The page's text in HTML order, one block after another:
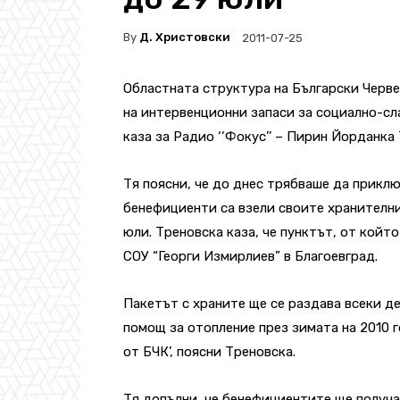
By Д. Христовски 2011-07-25
Областната структура на Български
на интервенционни запаси за социално-
каза за Радио ‘‘Фокус’’ – Пирин
Тя поясни, че до днес трябваше да
бенефициенти са взели своите
юли. Треновска каза, че пунктът, от
СОУ “Георги Измирлиев” в Благоевград.
Пакетът с храните ще се раздава всеки
помощ за отопление през зимата на
от БЧК’, поясни Треновска.